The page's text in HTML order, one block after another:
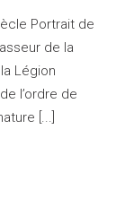
Portrait de
de la
Légion
l’ordre de
[...]